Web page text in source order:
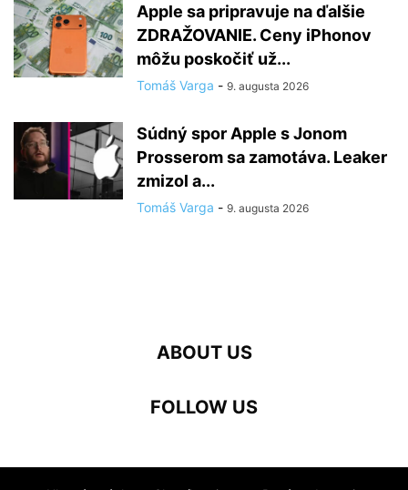
Apple sa pripravuje na ďalšie
ZDRAŽOVANIE. Ceny iPhonov
môžu poskočiť už...
Tomáš Varga - 9. augusta 2026
Súdný spor Apple s Jonom
Prosserom sa zamotáva. Leaker
zmizol a...
Tomáš Varga - 9. augusta 2026
ABOUT US
FOLLOW US